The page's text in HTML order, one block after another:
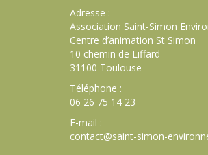
Adresse :
Association Saint-Simon
Centre d’animation St Simon
10 chemin de Liffard
31100 Toulouse
Téléphone :
06 26 75 14 23
E-mail :
contact@saint-simon-